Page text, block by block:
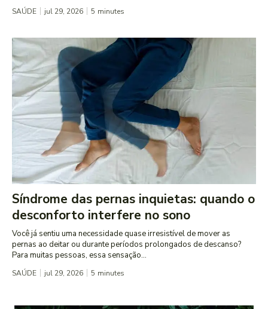
SAÚDE jul 29, 2026 5 minutes
Síndrome das pernas inquietas: quando o
desconforto interfere no sono
Você já sentiu uma necessidade quase irresistível de mover as
pernas ao deitar ou durante períodos prolongados de descanso?
Para muitas pessoas, essa sensação...
SAÚDE jul 29, 2026 5 minutes